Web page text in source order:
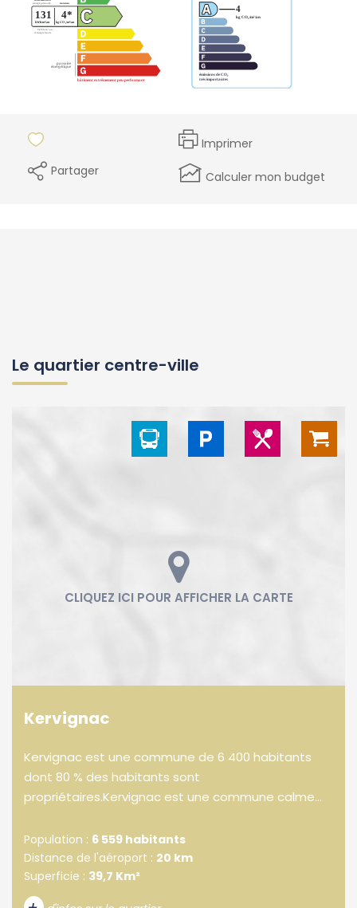
Imprimer
Partager
Calculer mon budget
Le quartier centre-ville
Kervignac
Kervignac est une commune de 6 400 habitants
dont 80 % des habitants sont
propriétaires.Kervignac est une commune calme...
Population : 6 559 habitants
Distance de l'aéroport : 20 km
Superficie : 39,7 Km²